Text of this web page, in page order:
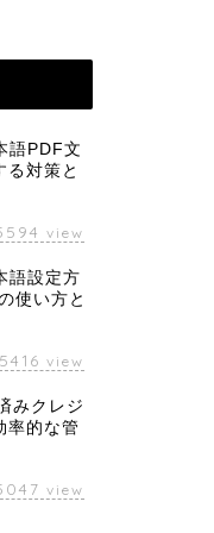
語PDF文
る対策と
view
語設定方
使い方と
5416 view
みクレジ
率的な管
view